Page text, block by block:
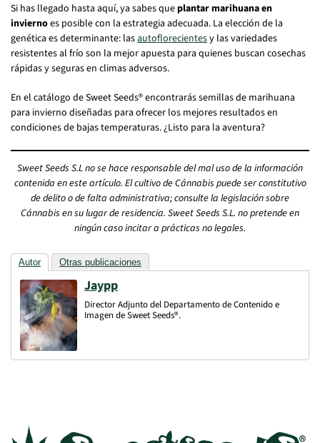
Si has llegado hasta aquí, ya sabes queplantar marihuana en
inviernoes posible con la estrategia adecuada. La elección de la
genética es determinante: lasautoflorecientesy las variedades
resistentes al frío son la mejor apuesta para quienes buscan cosechas
rápidas y seguras en climas adversos.
En el catálogo de Sweet Seeds® encontrarás semillas de marihuana
para invierno diseñadas para ofrecer los mejores resultados en
condiciones de bajas temperaturas. ¿Listo para la aventura?
Sweet Seeds S.L no se hace responsable del mal uso de la información
contenida en este artículo. El cultivo de Cánnabis puede ser constitutivo
de delito o de falta administrativa; consulte la legislación sobre
Cánnabis en su lugar de residencia. Sweet Seeds S.L. no pretende en
ningún caso incitar a prácticas no legales.
Autor Otras publicaciones
Jaypp
Director Adjunto del Departamento de Contenido e
Imagen de Sweet Seeds®.